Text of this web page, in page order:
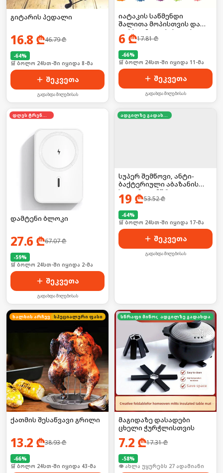
გიტარის პედალი
16.8 ₾46.79₾
-64%
🛒 ბოლო 24სთ-ში იყიდა 8-მა
შეკვეთა
გადახდა მიღებისას
იატაკის საწმენდი
შალითა მოპისთვის და
ფეხსაცმელებისთვის 2ც
6 ₾17.81₾
-66%
🛒 ბოლო 24სთ-ში იყიდა 11-მა
შეკვეთა
გადახდა მიღებისას
დღეს ტრენდში
დამტენი ბლოკი
27.6 ₾67.07₾
-59%
🛒 ბოლო 24სთ-ში იყიდა 2-მა
შეკვეთა
გადახდა მიღებისას
ადგილზე გადახდა
სუპერ შემწოვი, ანტი-
ბაქტერიული აბაზანის
ხალიჩა — მშრალი და
უსაფრთხო იატაკისთვის
19 ₾53.52₾
-64%
🛒 ბოლო 24სთ-ში იყიდა 17-მა
შეკვეთა
გადახდა მიღებისას
ხალხის არჩევანისპეციალური ფასი
ქათმის შესაწვავი გრილი
13.2 ₾38.93₾
-66%
🛒 ბოლო 24სთ-ში იყიდა 43-მა
სწრაფი მიწოდება
ადგილზე გადახდა
მაგიდაზე დასადები
ცხელი ჭურჭლისთვის
7.2 ₾17.31₾
-58%
🛒 ბოლო 24სთ-ში იყიდა 36-მა